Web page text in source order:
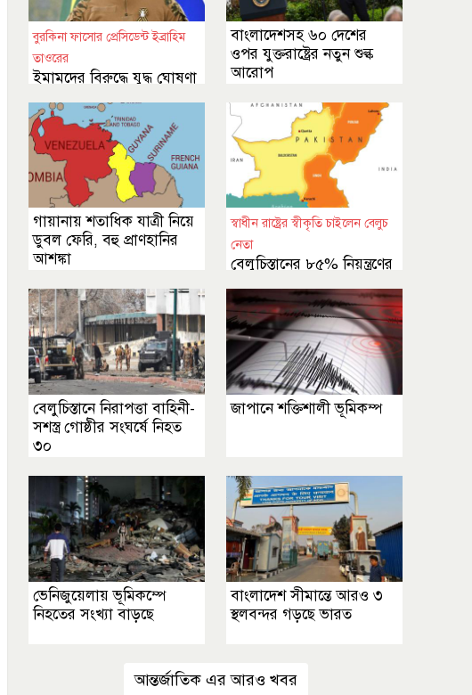
বুরকিনা ফাসোর প্রেসিডেন্ট ইব্রাহিম
তাওরের
ইমামদের বিরুদ্ধে যুদ্ধ ঘোষণা
বাংলাদেশসহ ৬০ দেশের
ওপর যুক্তরাষ্ট্রের নতুন শুল্ক
আরোপ
গায়ানায় শতাধিক যাত্রী নিয়ে
ডুবল ফেরি, বহু প্রাণহানির
আশঙ্কা
স্বাধীন রাষ্ট্রের স্বীকৃতি চাইলেন বেলুচ
নেতা
বেলুচিস্তানের ৮৫% নিয়ন্ত্রণের
বেলুচিস্তানে নিরাপত্তা বাহিনী-
সশস্ত্র গোষ্ঠীর সংঘর্ষে নিহত
৩০
জাপানে শক্তিশালী ভূমিকম্প
ভেনিজুয়েলায় ভূমিকম্পে
নিহতের সংখ্যা বাড়ছে
বাংলাদেশ সীমান্তে আরও ৩
স্থলবন্দর গড়ছে ভারত
আন্তর্জাতিক এর আরও খবর